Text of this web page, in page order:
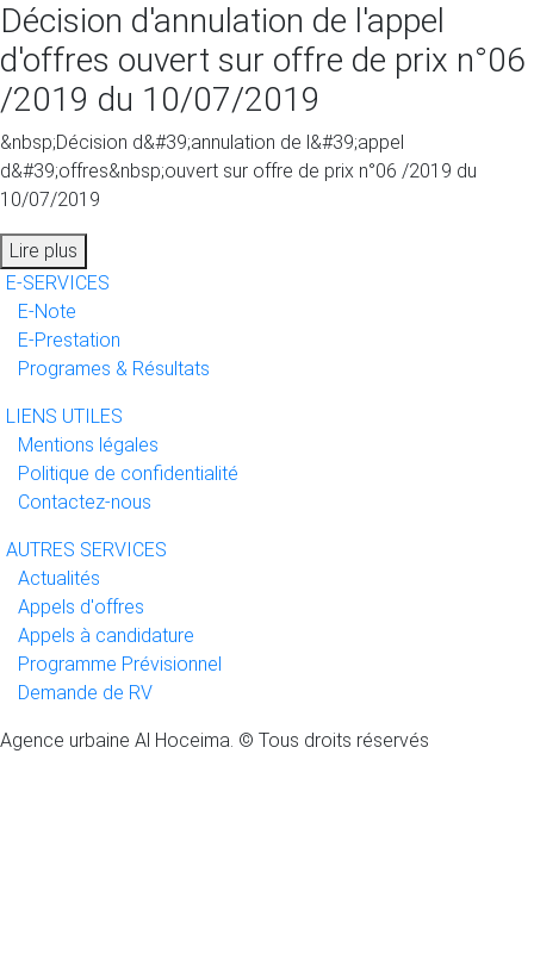
Décision d'annulation de l'appel
d'offres ouvert sur offre de prix n°06
/2019 du 10/07/2019
&nbsp;Décision d&#39;annulation de l&#39;appel
d&#39;offres&nbsp;ouvert sur offre de prix n°06 /2019 du
10/07/2019
Lire plus
E-SERVICES
E-Note
E-Prestation
Programes & Résultats
LIENS UTILES
Mentions légales
Politique de confidentialité
Contactez-nous
AUTRES SERVICES
Actualités
Appels d'offres
Appels à candidature
Programme Prévisionnel
Demande de RV
Agence urbaine Al Hoceima. © Tous droits réservés